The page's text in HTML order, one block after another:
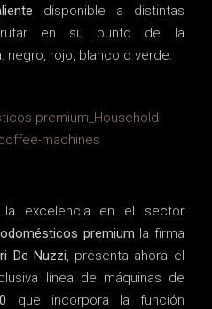
disponible a distintas
en su punto de la
negro, rojo, blanco o verde.
excelencia en el sector
premium la firma
De Nuzzi, presenta ahora el
línea de máquinas de
que incorpora la función